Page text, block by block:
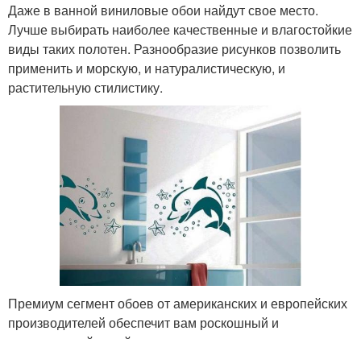
Даже в ванной виниловые обои найдут свое место.
Лучше выбирать наиболее качественные и влагостойкие
виды таких полотен. Разнообразие рисунков позволить
применить и морскую, и натуралистическую, и
растительную стилистику.
Премиум сегмент обоев от американских и европейских
производителей обеспечит вам роскошный и